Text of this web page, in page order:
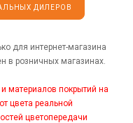
ДИЛЕРОВ
для интернет-магазина
в розничных магазинах.
материалов покрытий на
цвета реальной
цветопередачи